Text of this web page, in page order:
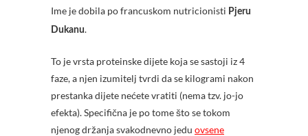
Ime je dobila po francuskom nutricionisti Pjeru
Dukanu.
To je vrsta proteinske dijete koja se sastoji iz 4
faze, a njen izumitelj tvrdi da se kilogrami nakon
prestanka dijete nećete vratiti (nema tzv. jo-jo
efekta). Specifična je po tome što se tokom
njenog držanja svakodnevno jedu ovsene